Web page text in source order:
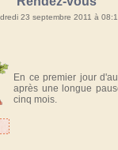
23 septembre 2011 à
En ce premier jour
après une longue
cinq mois.